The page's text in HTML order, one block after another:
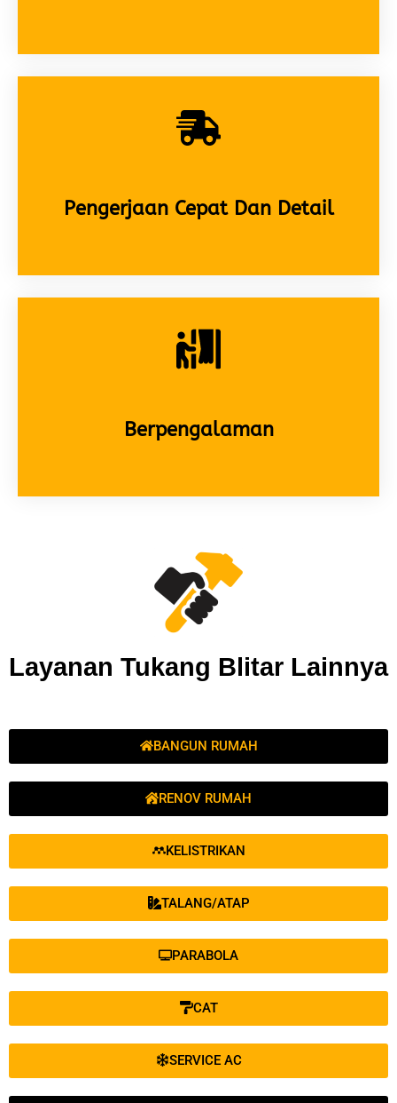
Pengerjaan Cepat Dan Detail
Berpengalaman
Layanan Tukang Blitar Lainnya
BANGUN RUMAH
RENOV RUMAH
KELISTRIKAN
TALANG/ATAP
PARABOLA
CAT
SERVICE AC